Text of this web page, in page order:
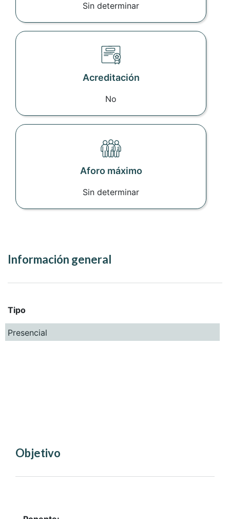
Sin determinar
Acreditación
No
Aforo máximo
Sin determinar
Información general
Tipo
Presencial
Objetivo